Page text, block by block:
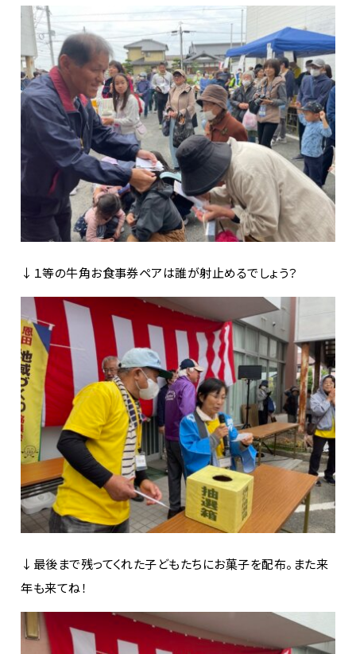
↓１等の牛角お食事券ペアは誰が射止めるでしょう？
↓最後まで残ってくれた子どもたちにお菓子を配布。また来
年も来てね！